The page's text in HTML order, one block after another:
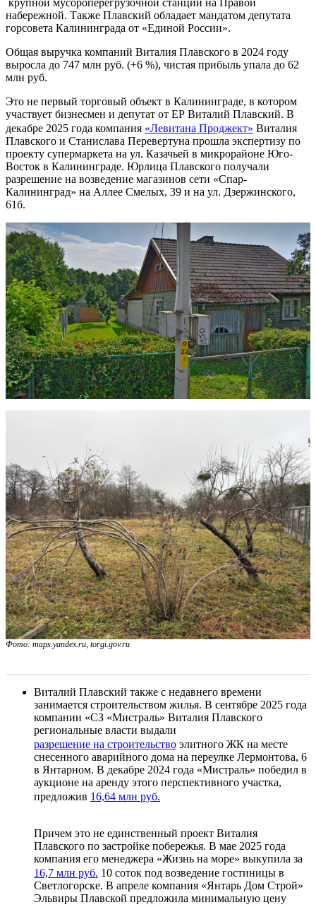
крупной мусороперегрузочной станции на Правой
набережной. Также Плавский обладает мандатом депутата
горсовета Калининграда от «Единой России».
Общая выручка компаний Виталия Плавского в 2024 году
выросла до 747 млн руб. (+6 %), чистая прибыль упала до 62
млн руб.
Это не первый торговый объект в Калининграде, в котором
участвует бизнесмен и депутат от ЕР Виталий Плавский. В
декабре 2025 года компания «Левитана Проджект» Виталия
Плавского и Станислава Перевертуна прошла экспертизу по
проекту супермаркета на ул. Казачьей в микрорайоне Юго-
Восток в Калининграде. Юрлица Плавского получали
разрешение на возведение магазинов сети «Спар-
Калининград» на Аллее Смелых, 39 и на ул. Дзержинского,
61б.
Фото: maps.yandex.ru, torgi.gov.ru
Виталий Плавский также с недавнего времени
занимается строительством жилья. В сентябре 2025 года
компании «СЗ «Мистраль» Виталия Плавского
региональные власти выдали
разрешение на строительство элитного ЖК на месте
снесенного аварийного дома на переулке Лермонтова, 6
в Янтарном. В декабре 2024 года «Мистраль» победил в
аукционе на аренду этого перспективного участка,
предложив 16,64 млн руб.
Причем это не единственный проект Виталия
Плавского по застройке побережья. В мае 2025 года
компания его менеджера «Жизнь на море» выкупила за
16,7 млн руб. 10 соток под возведение гостиницы в
Светлогорске. В апреле компания «Янтарь Дом Строй»
Эльвиры Плавской предложила минимальную цену